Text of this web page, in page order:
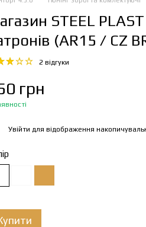
STEEL
(AR15 / CZ
2 відгуки
грн
Увійти для відображення